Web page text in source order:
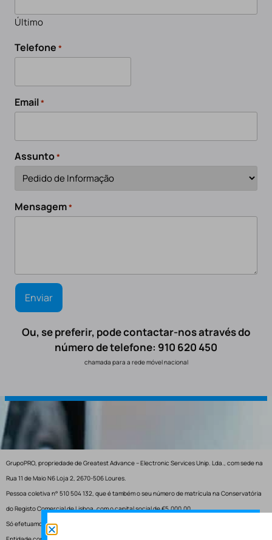
Último
Telefone *
Email*
Assunto*
Mensagem*
Ou, se preferir, pode contactar-nos através do
número de telefone: 910 620 450
chamada para a rede móvel nacional
GrupoPRO, propriedade de Greatest Advance – Electronic Services Unip. Lda., com sede na
Rua 11 de Maio N6 Loja 2, 2670-506 Loures.
Pessoa coletiva n° 510 504 132, que é também o seu número de matrícula na Conservatória
do Registo Comercial de Lisboa, com o capital social de €5.000,00.
Só efetuamos entregas em Portugal.